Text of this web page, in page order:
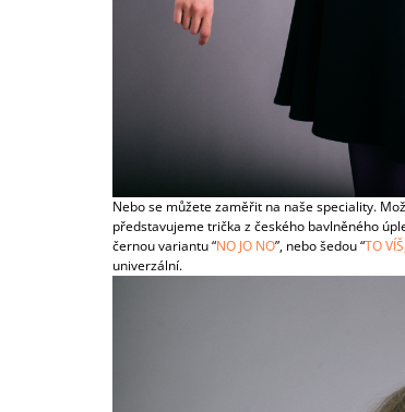
Nebo se můžete zaměřit na naše speciality.
představujeme trička z českého bavlněného
černou variantu “NO JO NO”, nebo šedou “TO
univerzální.